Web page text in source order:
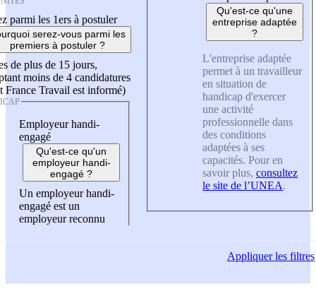
parmi les 1ers à postuler
serez-vous parmi les
premiers à postuler ?
de plus de 15 jours,
moins de 4 candidatures
France Travail est informé)
Employeur handi-
engagé
Qu'est-ce qu'un
employeur handi-
engagé ?
Un employeur handi-
engagé est un
employeur reconnu
Qu'est-ce qu'une
entreprise adaptée
?
L'entreprise adaptée
permet à un travailleur
en situation de
handicap d'exercer
une activité
professionnelle dans
des conditions
adaptées à ses
capacités. Pour en
savoir plus, consultez
le site de l’UNEA.
Appliquerles filtres